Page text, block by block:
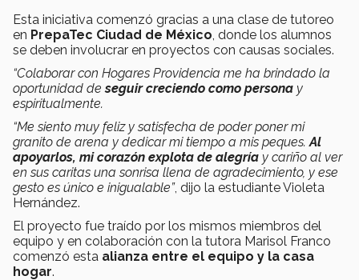
Esta iniciativa comenzó gracias a una clase de tutoreo
en PrepaTec Ciudad de México , donde los alumnos
se deben involucrar en proyectos con causas sociales.
“Colaborar con Hogares Providencia me ha brindado la
oportunidad deseguir creciendo como persona y
espiritualmente.
“Me siento muy feliz y satisfecha de poder poner mi
granito de arena y dedicar mi tiempo a mis peques. Al
apoyarlos, mi corazón explota de alegría y cariño al ver
en sus caritas una sonrisa llena de agradecimiento, y ese
gesto es único e inigualable”, dijo la estudiante Violeta
Hernández.
El proyecto fue traído por los mismos miembros del
equipo y en colaboración con la tutora Marisol Franco
comenzó esta alianza entre el equipo y la casa
hogar.